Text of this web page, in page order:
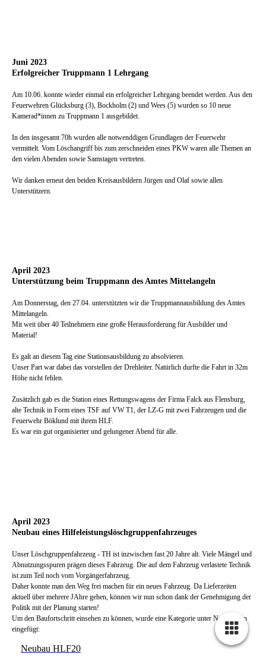
Juni 2023
Erfolgreicher Truppmann 1 Lehrgang
Am 10.06. konnte wieder einmal ein erfolgreicher Lehrgang beendet werden. Aus den
Feuerwehren Glücksburg (3), Bockholm (2) und Wees (5) wurden so 10 neue
Kamerad*innen zu Truppmann 1 ausgebildet.
In den insgesamt 70h wurden alle notwenddigen Grundlagen der Feuerwehr
vermittelt. Vom Löschangriff bis zum zerschneiden eines PKW waren alle Themen an
den vielen Abenden sowie Samstagen vertreten.
Wir danken erneut den beiden Kreisausbildern Jürgen und Olaf sowie allen
Unterstützern.
April 2023
Unterstützung beim Truppmann des Amtes Mittelangeln
Am Donnerstag, den 27.04. unterstützten wir die Truppmannausbildung des Amtes
Mittelangeln.
Mit weit über 40 Teilnehmern eine große Herausforderung für Ausbilder und
Material!
Es galt an diesem Tag eine Stationsausbildung zu absolvieren.
Unser Part war dabei das vorstellen der Drehleiter. Natürlich durfte die Fahrt in 32m
Höhe nicht fehlen.
Zusätzlich gab es die Station eines Rettungswagens der Firma Falck aus Flensburg,
alte Technik in Form eines TSF auf VW T1, der LZ-G mit zwei Fahrzeugen und die
Feuerwehr Böklund mit ihrem HLF.
Es war ein gut organisierter und gelungener Abend für alle.
April 2023
Neubau eines Hilfeleistungslöschgruppenfahrzeuges
Unser Löschgruppenfahrzeug - TH ist inzwischen fast 20 Jahre alt. Viele Mängel und
Abnutzungsspuren prägen dieses Fahrzeug. Die auf dem Fahrzeug verlastete Technik
ist zum Teil noch vom Vorgängerfahrzeug.
Daher konnte man den Weg frei machen für ein neues Fahrzeug. Da Lieferzeiten
aktuell über mehrere JAhre gehen, können wir nun schon dank der Genehmigung der
Politik mit der Planung starten!
Um den Baufortschritt einsehen zu können, wurde eine Kategorie unter Neuigkeiten
eingefügt:
Neubau HLF20